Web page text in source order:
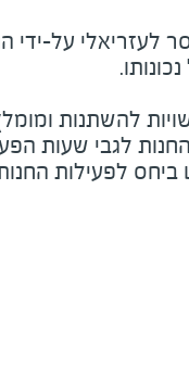
לעזריאלי על-ידי
להשתנות
לגבי שעות
ביחס לפעילות